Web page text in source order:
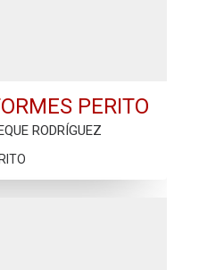
PERITO
RODRÍGUEZ